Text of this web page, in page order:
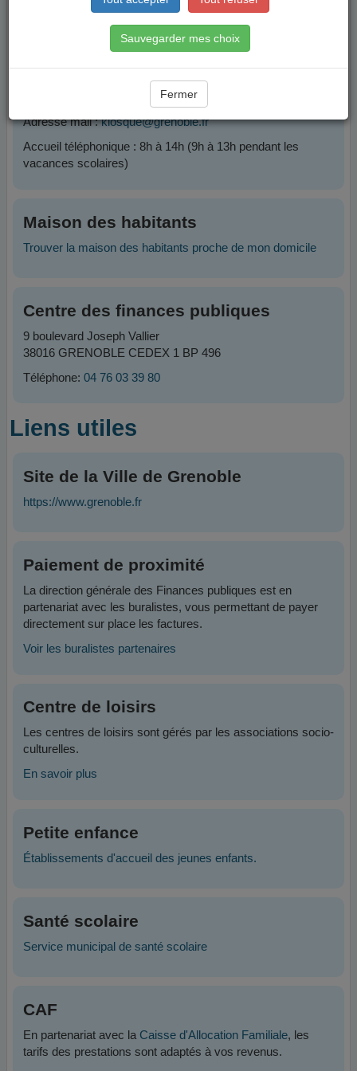
Plateforme Famille
04 76 76 38 38
Adresse mail :kiosque@grenoble.fr
Accueil téléphonique : 8h à 14h (9h à 13h pendant les
vacances scolaires)
Maison des habitants
Trouver la maison des habitants proche de mon domicile
Centre des finances publiques
9 boulevard Joseph Vallier
38016 GRENOBLE CEDEX 1 BP 496
Téléphone: 04 76 03 39 80
Liens utiles
Site de la Ville de Grenoble
https://www.grenoble.fr
Paiement de proximité
La direction générale des Finances publiques est en
partenariat avec les buralistes, vous permettant de payer
directement sur place les factures.
Voir les buralistes partenaires
Centre de loisirs
Les centres de loisirs sont gérés par les associations socio-
culturelles.
En savoir plus
Petite enfance
Établissements d'accueil des jeunes enfants.
Santé scolaire
Service municipal de santé scolaire
CAF
En partenariat avec la Caisse d'Allocation Familiale, les
tarifs des prestations sont adaptés à vos revenus.
Sauvegarder mes choix
Fermer